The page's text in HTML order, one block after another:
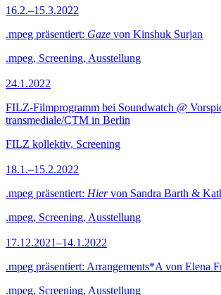
16.2.–15.3.2022
.mpeg präsentiert: Gaze von Kinshuk Surjan
.mpeg, Screening, Ausstellung
24.1.2022
FILZ-Filmprogramm bei Soundwatch @
transmediale/CTM in Berlin
FILZ kollektiv, Screening
18.1.–15.2.2022
.mpeg präsentiert: Hiervon Sandra Barth &
.mpeg, Screening, Ausstellung
17.12.2021–14.1.2022
.mpeg präsentiert: Arrangements*A von Elena
.mpeg, Screening, Ausstellung